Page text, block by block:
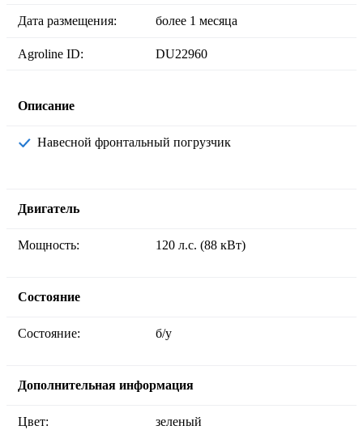
Дата размещения: более 1 месяца
Agroline ID: DU22960
Описание
Навесной фронтальный погрузчик
Двигатель
Мощность: 120 л.с. (88 кВт)
Состояние
Состояние: б/у
Дополнительная информация
Цвет: зеленый